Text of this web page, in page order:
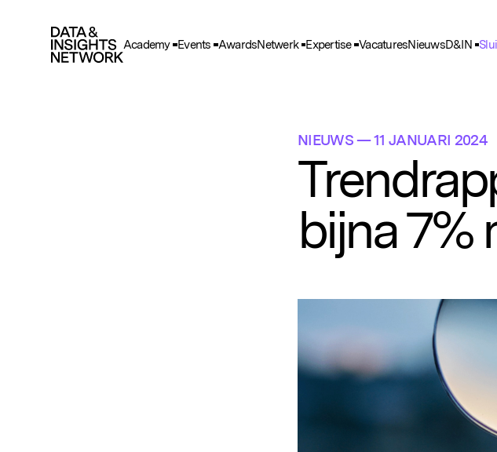
Academy Events AwardsNetwerk Expertise VacaturesNieuwsD&IN
NIEUWS— 11 JANUARI 2024
bijna 7%
Deze helpen ons om het gebruik van
gegevens worden geanonimiseerd
Tracking
Deze worden gebruikt om je
en advertenties kunnen tonen.